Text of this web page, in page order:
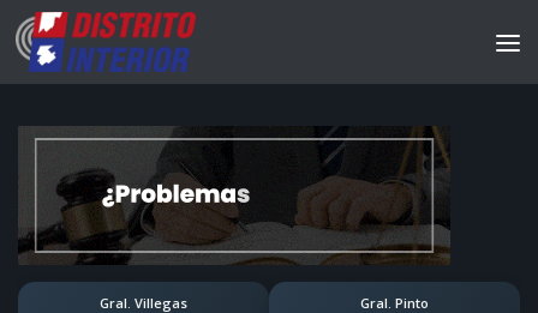
Gral. Villegas Gral. Pinto